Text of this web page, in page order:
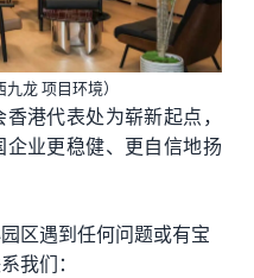
龙 项目环境）
港代表处为崭新起点，
业更稳健、更自信地扬
区遇到任何问题或有宝
我们：